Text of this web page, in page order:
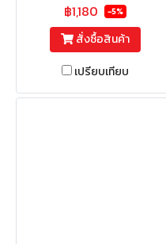
฿1,180 -5%
สั่งซื้อสินค้า
เปรียบเทียบ